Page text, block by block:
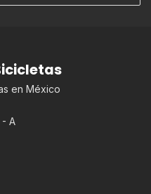
en México
A